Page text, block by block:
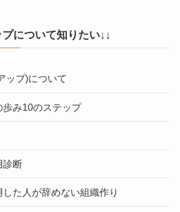
について知りたい↓↓
ップ)について
み10のステップ
診断
た人が辞めない組織作り